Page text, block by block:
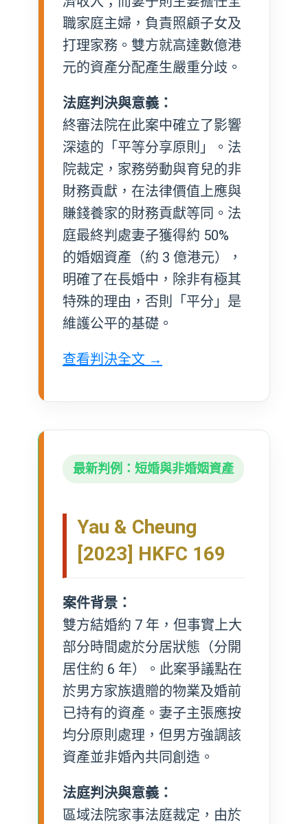
職家庭主婦，負責照顧子女及
打理家務。雙方就高達數億港
元的資產分配產生嚴重分歧。
法庭判決與意義：
終審法院在此案中確立了影響
深遠的「平等分享原則」。法
院裁定，家務勞動與育兒的非
財務貢獻，在法律價值上應與
賺錢養家的財務貢獻等同。法
庭最終判處妻子獲得約 50%
的婚姻資產（約 3 億港元），
明確了在長婚中，除非有極其
特殊的理由，否則「平分」是
維護公平的基礎。
查看判決全文 →
最新判例：短婚與非婚姻資產
Yau & Cheung
[2023] HKFC 169
案件背景：
雙方結婚約 7 年，但事實上大
部分時間處於分居狀態（分開
居住約 6 年）。此案爭議點在
於男方家族遺贈的物業及婚前
已持有的資產。妻子主張應按
均分原則處理，但男方強調該
資產並非婚內共同創造。
法庭判決與意義：
區域法院家事法庭裁定，由於